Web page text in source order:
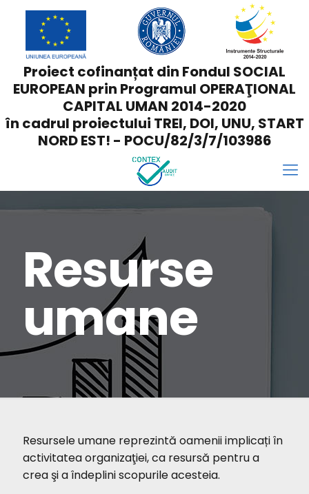
Proiect cofinanțat din Fondul SOCIAL
EUROPEAN prin Programul OPERAŢIONAL
CAPITAL UMAN 2014-2020
în cadrul proiectului TREI, DOI, UNU, START
NORD EST! - POCU/82/3/7/103986
Resurse
umane
Resursele umane reprezintă oamenii implicați în
activitatea organizaţiei, ca resursă pentru a
crea şi a îndeplini scopurile acesteia.